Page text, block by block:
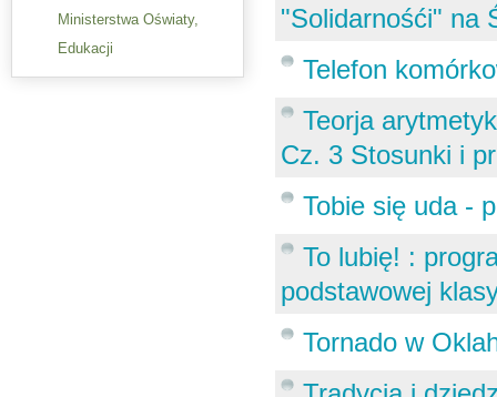
Ministerstwa Oświaty,
Edukacji
"Solidarnośći" na
Telefon
Teorja
Cz. 3 Stosunki i
Tobie się uda -
To lubię! :
podstawowej
Tornado w